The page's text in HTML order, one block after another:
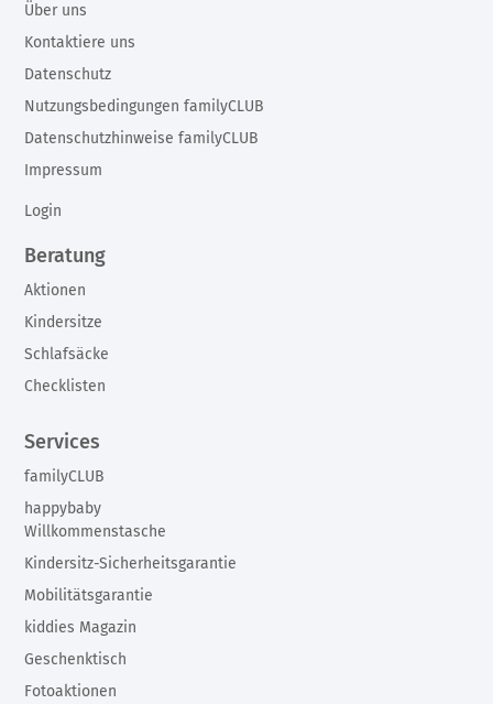
Beratung
Aktionen
Kindersitze
Schlafsäcke
Checklisten
Services
familyCLUB
happybaby
Willkommenstasche
Kindersitz-Sicherheitsgarantie
Mobilitätsgarantie
kiddies Magazin
Geschenktisch
Fotoaktionen
Über uns
Kontaktiere uns
Datenschutz
Nutzungsbedingungen familyCLUB
Datenschutzhinweise familyCLUB
Impressum
Login